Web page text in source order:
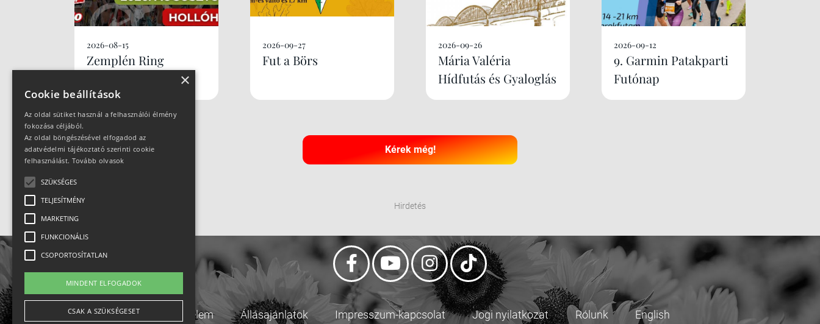
2026-08-15
Zemplén Ring
2026-09-27
Fut a Börs
2026-09-26
Mária Valéria
Hídfutás és Gyaloglás
2026-09-12
9. Garmin Patakparti
Futónap
Kérek még!
Hirdetés
Adatvédelem Állásajánlatok Impresszum-kapcsolat Jogi nyilatkozat Rólunk English
×
Cookie beállítások
Az oldal sütiket használ a felhasználói élmény
fokozása céljából.
Az oldal böngészésével elfogadod az
adatvédelmi tájékoztató szerinti cookie
felhasználást. Tovább olvasok
SZÜKSÉGES
TELJESÍTMÉNY
MARKETING
FUNKCIONÁLIS
CSOPORTOSÍTATLAN
MINDENT ELFOGADOK
CSAK A SZÜKSÉGESET